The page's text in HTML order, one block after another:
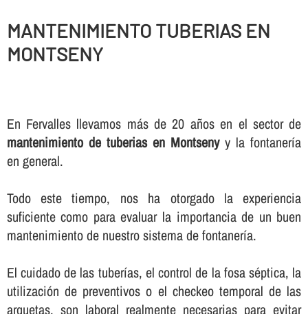
MANTENIMIENTO TUBERIAS EN
MONTSENY
En Fervalles llevamos más de 20 años en el sector de
mantenimiento de tuberias en Montsenyy la fontanerí­a
en general.
Todo este tiempo, nos ha otorgado la experiencia
suficiente como para evaluar la importancia de un buen
mantenimiento de nuestro sistema de fontanerí­a.
El cuidado de las tuberí­as, el control de la fosa séptica, la
utilización de preventivos o el checkeo temporal de las
arquetas, son laboral realmente necesarias para evitar